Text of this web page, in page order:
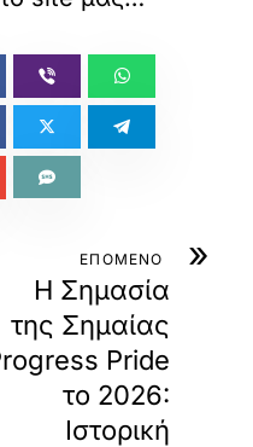
»
ΕΠΟΜΕΝΟ
Η Σημασία
της Σημαίας
Pride
το 2026:
Ιστορική